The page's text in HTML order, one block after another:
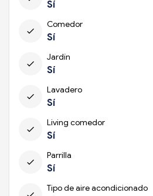
Sí
check
Comedor
Sí
check
Jardín
Sí
check
Lavadero
Sí
check
Living comedor
Sí
check
Parrilla
Sí
Tipo de aire acondicionado